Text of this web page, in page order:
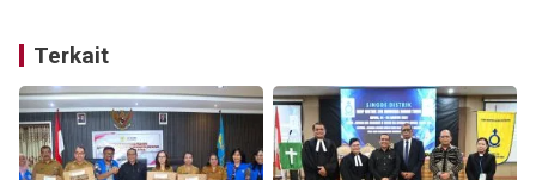
Terkait